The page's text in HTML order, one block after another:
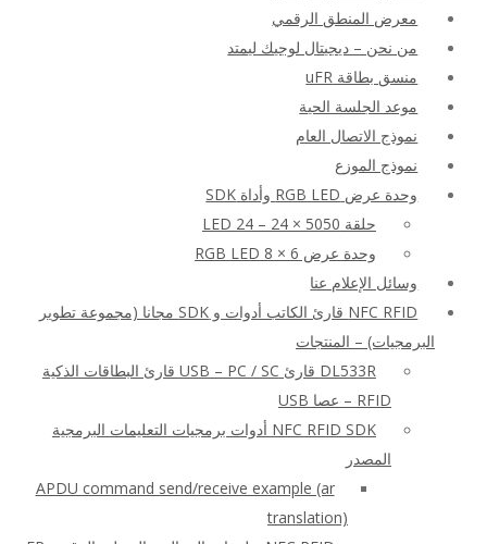
معرض المنطق الرقمي
من نحن – ديجيتال لوجيك ليمتد
منسق بطاقة uFR
موعد الجلسة الحية
نموذج الاتصال العام
نموذج الموزع
وحدة عرض RGB LED وأداة SDK
حلقة LED 24 – 24 × 5050
وحدة عرض RGB LED 8 × 6
وسائل الإعلام عنا
NFC RFID قارئ الكاتب أدوات و SDK مجانا (مجموعة تطوير
البرمجيات) – المنتجات
DL533R قارئ USB – PC / SC قارئ البطاقات الذكية
RFID – عصا USB
NFC RFID SDK أدوات برمجيات التعليمات البرمجية
المصدر
APDU command send/receive example (ar
translation)